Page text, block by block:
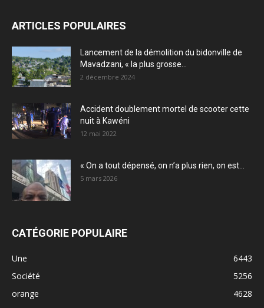
ARTICLES POPULAIRES
Lancement de la démolition du bidonville de
Mavadzani, « la plus grosse...
2 décembre 2024
Accident doublement mortel de scooter cette
nuit à Kawéni
12 mai 2022
« On a tout dépensé, on n’a plus rien, on est...
5 mars 2026
CATÉGORIE POPULAIRE
Une
6443
Société
5256
orange
4628